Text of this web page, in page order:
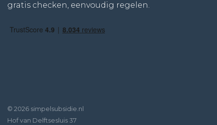
gratis checken, eenvoudig regelen.
© 2026 simpelsubsidie.nl
Hof van Delftsesluis 37